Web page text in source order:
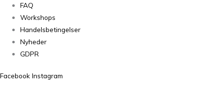
FAQ
Workshops
Handelsbetingelser
Nyheder
GDPR
Facebook Instagram